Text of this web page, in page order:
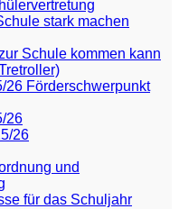
stark machen
Schule kommen kann
26 Förderschwerpunkt
26
26
und
für das Schuljahr